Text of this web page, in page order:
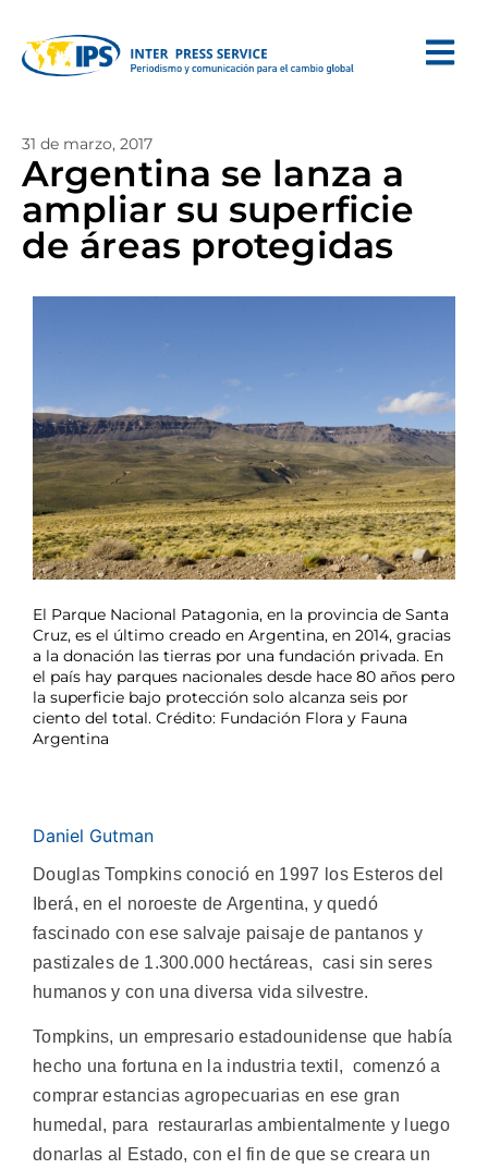
31 de marzo, 2017
Argentina se lanza a
ampliar su superficie
de áreas protegidas
El Parque Nacional Patagonia, en la provincia de Santa
Cruz, es el último creado en Argentina, en 2014, gracias
a la donación las tierras por una fundación privada. En
el país hay parques nacionales desde hace 80 años pero
la superficie bajo protección solo alcanza seis por
ciento del total. Crédito: Fundación Flora y Fauna
Argentina
Daniel Gutman
Douglas Tompkins conoció en 1997 los Esteros del
Iberá, en el noroeste de Argentina, y quedó
fascinado con ese salvaje paisaje de pantanos y
pastizales de 1.300.000 hectáreas, casi sin seres
humanos y con una diversa vida silvestre.
Tompkins, un empresario estadounidense que había
hecho una fortuna en la industria textil, comenzó a
comprar estancias agropecuarias en ese gran
humedal, para restaurarlas ambientalmente y luego
donarlas al Estado, con el fin de que se creara un